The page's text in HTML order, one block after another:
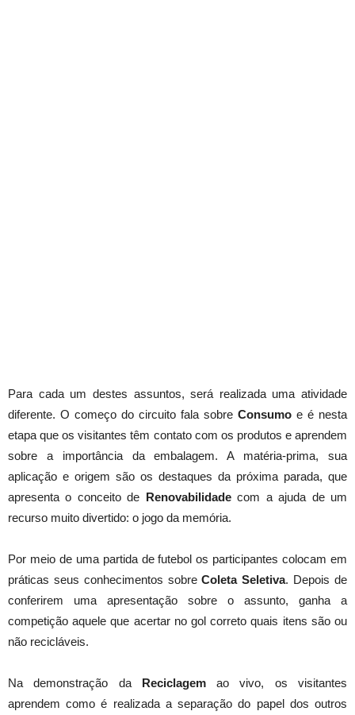
Para cada um destes assuntos, será realizada uma atividade
diferente. O começo do circuito fala sobre Consumo e é nesta
etapa que os visitantes têm contato com os produtos e aprendem
sobre a importância da embalagem. A matéria-prima, sua
aplicação e origem são os destaques da próxima parada, que
apresenta o conceito de Renovabilidadecom a ajuda de um
recurso muito divertido: o jogo da memória.
Por meio de uma partida de futebol os participantes colocam em
práticas seus conhecimentos sobreColeta Seletiva. Depois de
conferirem uma apresentação sobre o assunto, ganha a
competição aquele que acertar no gol correto quais itens são ou
não recicláveis.
Na demonstração da Reciclagemao vivo, os visitantes
aprendem como é realizada a separação do papel dos outros